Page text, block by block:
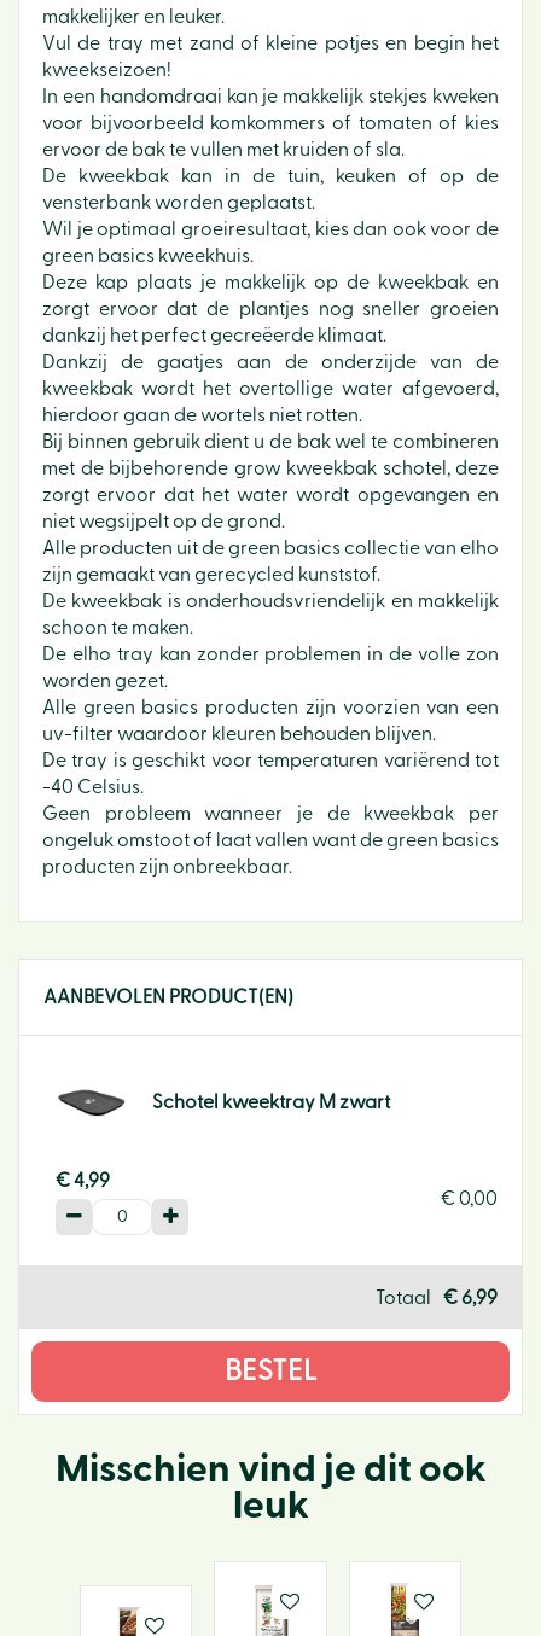
makkelijker en leuker.
Vul de tray met zand of kleine potjes en begin het
kweekseizoen!
In een handomdraai kan je makkelijk stekjes kweken
voor bijvoorbeeld komkommers of tomaten of kies
ervoor de bak te vullen met kruiden of sla.
De kweekbak kan in de tuin, keuken of op de
vensterbank worden geplaatst.
Wil je optimaal groeiresultaat, kies dan ook voor de
green basics kweekhuis.
Deze kap plaats je makkelijk op de kweekbak en
zorgt ervoor dat de plantjes nog sneller groeien
dankzij het perfect gecreëerde klimaat.
Dankzij de gaatjes aan de onderzijde van de
kweekbak wordt het overtollige water afgevoerd,
hierdoor gaan de wortels niet rotten.
Bij binnen gebruik dient u de bak wel te combineren
met de bijbehorende grow kweekbak schotel, deze
zorgt ervoor dat het water wordt opgevangen en
niet wegsijpelt op de grond.
Alle producten uit de green basics collectie van elho
zijn gemaakt van gerecycled kunststof.
De kweekbak is onderhoudsvriendelijk en makkelijk
schoon te maken.
De elho tray kan zonder problemen in de volle zon
worden gezet.
Alle green basics producten zijn voorzien van een
uv-filter waardoor kleuren behouden blijven.
De tray is geschikt voor temperaturen variërend tot
-40 Celsius.
Geen probleem wanneer je de kweekbak per
ongeluk omstoot of laat vallen want de green basics
producten zijn onbreekbaar.
AANBEVOLEN PRODUCT(EN)
Schotel kweektray M zwart
€4,99
€ 0,00
Totaal €6,99
Misschien vind je dit ook
leuk